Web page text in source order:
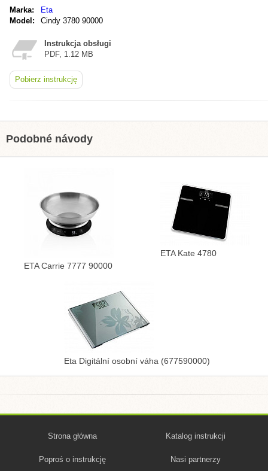
Marka:
Eta
Model:
Cindy 3780 90000
Instrukcja obsługi
PDF, 1.12 MB
Pobierz instrukcję
Podobné návody
ETA Carrie 7777 90000
ETA Kate 4780
Eta Digitální osobní váha (677590000)
Strona główna Katalog instrukcji
Poproś o instrukcję Nasi partnerzy